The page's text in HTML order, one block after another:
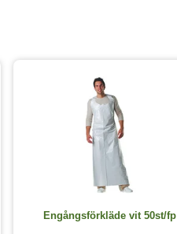
Engångsförkläde vit 50st/fp